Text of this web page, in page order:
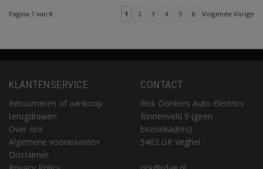
Pagina 1 van 8 1 2 3 4 5 8 Volgende Vorige
KLANTENSERVICE
Retourneren of aankoop
terugdraaien
Over ons
Algemene voorwaarden
Disclaimer
CONTACT
Rick Donkers Auto Electrics
Binnenveld 9 (geen
bezoekadres)
5462 GK Veghel